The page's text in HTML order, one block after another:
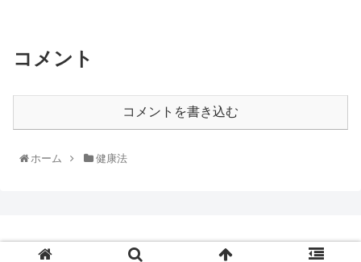
コメント
コメントを書き込む
ホーム 健康法